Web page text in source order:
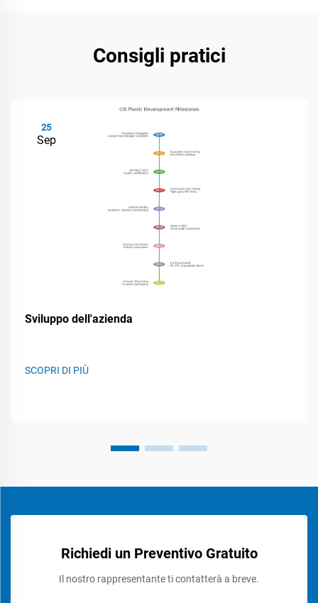
Consigli pratici
25
Sep
Sviluppo dell'azienda
SCOPRI DI PIÙ
Richiedi un Preventivo Gratuito
Il nostro rappresentante ti contatterà a breve.